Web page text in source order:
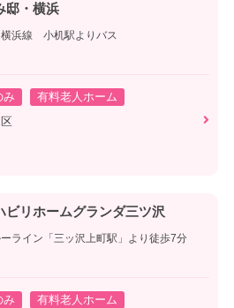
邸・横浜
横浜線 小机駅よりバス
み
有料老人ホーム
ビリホームグランダ三ツ沢
ライン「三ッ沢上町駅」より徒歩7分
み
有料老人ホーム